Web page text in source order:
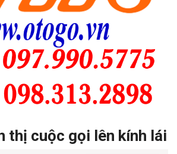
thị cuộc gọi lên kính lái